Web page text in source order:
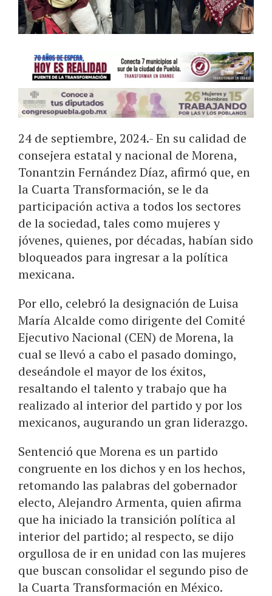
24 de septiembre, 2024.- En su calidad de
consejera estatal y nacional de Morena,
Tonantzin Fernández Díaz, afirmó que, en
la Cuarta Transformación, se le da
participación activa a todos los sectores
de la sociedad, tales como mujeres y
jóvenes, quienes, por décadas, habían sido
bloqueados para ingresar a la política
mexicana.
Por ello, celebró la designación de Luisa
María Alcalde como dirigente del Comité
Ejecutivo Nacional (CEN) de Morena, la
cual se llevó a cabo el pasado domingo,
deseándole el mayor de los éxitos,
resaltando el talento y trabajo que ha
realizado al interior del partido y por los
mexicanos, augurando un gran liderazgo.
Sentenció que Morena es un partido
congruente en los dichos y en los hechos,
retomando las palabras del gobernador
electo, Alejandro Armenta, quien afirma
que ha iniciado la transición política al
interior del partido; al respecto, se dijo
orgullosa de ir en unidad con las mujeres
que buscan consolidar el segundo piso de
la Cuarta Transformación en México.